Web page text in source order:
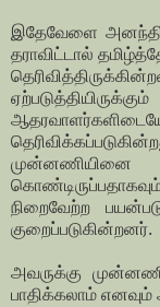
இதேவேளை அனந்தி
தராவிட்டால்
நிறைவேற்ற
குறைப்படுகின்றனர்.
அவருக்கு
பாதிக்கலாம்